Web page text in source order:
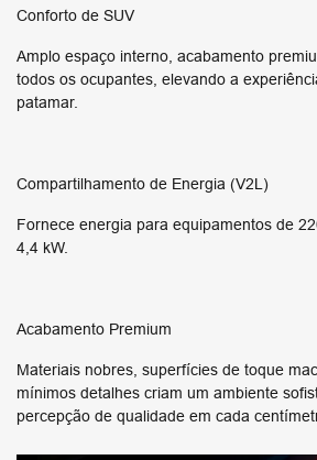
Conforto de SUV
Amplo espaço interno, acabamento
todos os ocupantes, elevando a
patamar.
Compartilhamento de Energia (V2L)
Fornece energia para equipamentos de
4,4 kW.
Acabamento Premium
Materiais nobres, superfícies de toque
mínimos detalhes criam um ambiente
percepção de qualidade em cada